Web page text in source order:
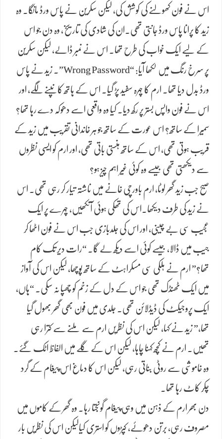
اس نے فون کھولنے کی کوشش کی، لیکن سکرین نے پاس ورڈ مانگا۔ وہ
زید کا پرانا پاس ورڈ جانتی تھی.ان کی شادی کی تاریخ، وہ دن جو اس
کے لیے ایک خواب کی طرح تھا۔ اس نے نمبر ڈالے، لیکن سکرین
پر سرخ رنگ میں لکھا آیا: “Wrong Password”۔ زید نے پاس
ورڈ بدل دیا تھا۔ ارم کا چہرہ سفید پڑ گیا۔ اس کے ہاتھ کانپنے لگے، اور
اس نے فون واپس بستر پر رکھ دیا۔ کیا وہ واقعی اسے دھوکہ دے رہا تھا؟
سمیرا کے ساتھ؟ اس عورت کے ساتھ جو ہر خاندانی تقریب میں زید کے
قریب ہوتی تھی، اس کے ساتھ ہنستی باتی تھی، اور ارم کو ایسی نظروں
سے دیکھتی تھی جیسے وہ کوئی غیر اہم چیز ہو؟
صبح جب زید گھر لوٹا، ارم باورچی خانے میں ناشتہ تیار کر رہی تھی۔ اس
نے زید کی طرف دیکھا.اس کی تھکی ہوئی آنکھیں، چہرے پر ایک
عجیب سی بے چینی، اور اس کی جلدبازی جب اس نے فون اٹھا کر
جیب میں ڈالا، جیسے کوئی اسے دیکھ لے گا۔ “رات دیر تک کام
تھا؟” ارم نے ہلکی سی مسکراہٹ کے ساتھ پوچھا، لیکن اس کی آواز
میں ایک ٹھنڈک تھی جو اس کے دل کے زخم کو چھپا نہ سکی۔ “ہاں،
ایک پروجیکٹ کی ڈیڈلائن تھی۔ جلدی میں فون بھی گھر بھول گیا
تھا،” زید نے کہا، لیکن اس کی نظریں ارم سے ملنے سے کترا رہی
تھیں۔ ارم نے کچھ کہنا چاہا، لیکن اس کے گلے میں الفاظ اٹک گئے۔
وہ خاموشی سے روٹی بناتی رہی، لیکن اس کا دماغ اس پیغام کے گرد
چکر کاٹ رہا تھا۔
دن بھر ارم کے ذہن میں وہی پیغام گونجتا رہا۔ وہ گھر کے کاموں میں
مصروف رہی، برتن دھوئے، کپڑوں کو استری کیالیکن اس کی نظریں بار